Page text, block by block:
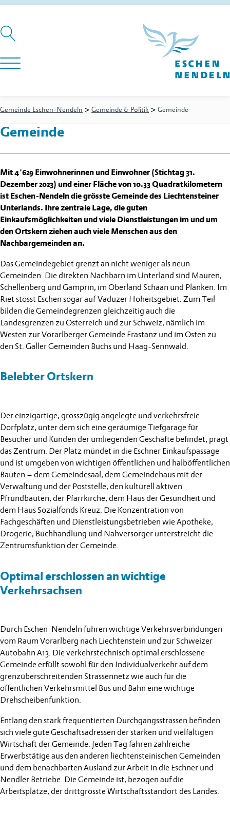
Gemeinde Eschen-Nendeln > Gemeinde & Politik > Gemeinde
Gemeinde
Mit 4'629 Einwohnerinnen und Einwohner (Stichtag 31.
Dezember 2023) und einer Fläche von 10.33 Quadratkilometern
ist Eschen-Nendeln die grösste Gemeinde des Liechtensteiner
Unterlands. Ihre zentrale Lage, die guten
Einkaufsmöglichkeiten und viele Dienstleistungen im und um
den Ortskern ziehen auch viele Menschen aus den
Nachbargemeinden an.
Das Gemeindegebiet grenzt an nicht weniger als neun
Gemeinden. Die direkten Nachbarn im Unterland sind Mauren,
Schellenberg und Gamprin, im Oberland Schaan und Planken. Im
Riet stösst Eschen sogar auf Vaduzer Hoheitsgebiet. Zum Teil
bilden die Gemeindegrenzen gleichzeitig auch die
Landesgrenzen zu Österreich und zur Schweiz, nämlich im
Westen zur Vorarlberger Gemeinde Frastanz und im Osten zu
den St. Galler Gemeinden Buchs und Haag-Sennwald.
Belebter Ortskern
Der einzigartige, grosszügig angelegte und verkehrsfreie
Dorfplatz, unter dem sich eine geräumige Tiefgarage für
Besucher und Kunden der umliegenden Geschäfte befindet, prägt
das Zentrum. Der Platz mündet in die Eschner Einkaufspassage
und ist umgeben von wichtigen öffentlichen und halböffentlichen
Bauten – dem Gemeindesaal, dem Gemeindehaus mit der
Verwaltung und der Poststelle, den kulturell aktiven
Pfrundbauten, der Pfarrkirche, dem Haus der Gesundheit und
dem Haus Sozialfonds Kreuz. Die Konzentration von
Fachgeschäften und Dienstleistungsbetrieben wie Apotheke,
Drogerie, Buchhandlung und Nahversorger unterstreicht die
Zentrumsfunktion der Gemeinde.
Optimal erschlossen an wichtige
Verkehrsachsen
Durch Eschen-Nendeln führen wichtige Verkehrsverbindungen
vom Raum Vorarlberg nach Liechtenstein und zur Schweizer
Autobahn A13. Die verkehrstechnisch optimal erschlossene
Gemeinde erfüllt sowohl für den Individualverkehr auf dem
grenzüberschreitenden Strassennetz wie auch für die
öffentlichen Verkehrsmittel Bus und Bahn eine wichtige
Drehscheibenfunktion.
Entlang den stark frequentierten Durchgangsstrassen befinden
sich viele gute Geschäftsadressen der starken und vielfältigen
Wirtschaft der Gemeinde. Jeden Tag fahren zahlreiche
Erwerbstätige aus den anderen liechtensteinischen Gemeinden
und dem benachbarten Ausland zur Arbeit in die Eschner und
Nendler Betriebe. Die Gemeinde ist, bezogen auf die
Arbeitsplätze, der drittgrösste Wirtschaftsstandort des Landes.